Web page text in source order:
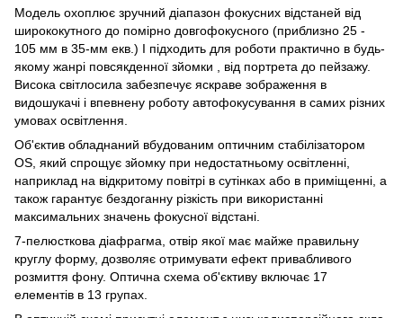
Модель охоплює зручний діапазон фокусних відстаней від
ширококутного до помірно довгофокусного (приблизно 25 -
105 мм в 35-мм екв.) І підходить для роботи практично в будь-
якому жанрі повсякденної зйомки , від портрета до пейзажу.
Висока світлосила забезпечує яскраве зображення в
видошукачі і впевнену роботу автофокусування в самих різних
умовах освітлення.
Об'єктив обладнаний вбудованим оптичним стабілізатором
OS, який спрощує зйомку при недостатньому освітленні,
наприклад на відкритому повітрі в сутінках або в приміщенні, а
також гарантує бездоганну різкість при використанні
максимальних значень фокусної відстані.
7-пелюсткова діафрагма, отвір якої має майже правильну
круглу форму, дозволяє отримувати ефект привабливого
розмиття фону. Оптична схема об'єктиву включає 17
елементів в 13 групах.